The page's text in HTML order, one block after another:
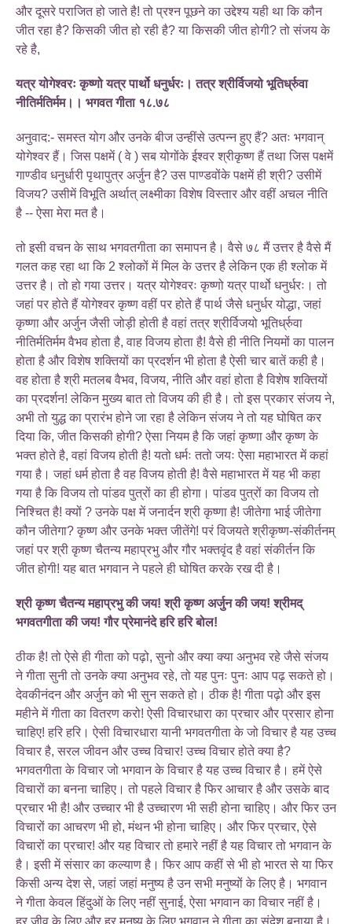
और दूसरे पराजित हो जाते है! तो प्रश्न पूछने का उद्देश्य यही था कि कौन
जीत रहा है? किसकी जीत हो रही है? या किसकी जीत होगी? तो संजय के
रहे है,
यत्र योगेश्वरः कृष्णो यत्र पार्थो धनुर्धरः। तत्र श्रीर्विजयो भूतिर्ध्रुवा
नीतिर्मतिर्मम।। भगवत गीता १८.७८
अनुवाद:- समस्त योग और उनके बीज उन्हींसे उत्पन्न हुए हैं? अतः भगवान्
योगेश्वर हैं। जिस पक्षमें ( वे ) सब योगोंके ईश्वर श्रीकृष्ण हैं तथा जिस पक्षमें
गाण्डीव धनुर्धारी पृथापुत्र अर्जुन है? उस पाण्डवोंके पक्षमें ही श्री? उसीमें
विजय? उसीमें विभूति अर्थात् लक्ष्मीका विशेष विस्तार और वहीं अचल नीति
है -- ऐसा मेरा मत है।
तो इसी वचन के साथ भगवतगीता का समापन है। वैसे ७८ मैं उत्तर है वैसे मैं
गलत कह रहा था कि 2 श्लोकों में मिल के उत्तर है लेकिन एक ही श्लोक में
उत्तर है। तो हो गया उत्तर। यत्र योगेश्वरः कृष्णो यत्र पार्थो धनुर्धरः। तो
जहां पर होते हैं योगेश्वर कृष्ण वहीं पर होते हैं पार्थ जैसे धनुर्धर योद्धा, जहां
कृष्णा और अर्जुन जैसी जोड़ी होती है वहां तत्र श्रीर्विजयो भूतिर्ध्रुवा
नीतिर्मतिर्मम वैभव होता है, वाह विजय होता है! वैसे ही नीति नियमों का पालन
होता है और विशेष शक्तियों का प्रदर्शन भी होता है ऐसी चार बातें कही है।
वह होता है श्री मतलब वैभव, विजय, नीति और वहां होता है विशेष शक्तियों
का प्रदर्शन! लेकिन मुख्य बात तो विजय की ही है। तो इस प्रकार संजय ने,
अभी तो युद्ध का प्रारंभ होने जा रहा है लेकिन संजय ने तो यह घोषित कर
दिया कि, जीत किसकी होगी? ऐसा नियम है कि जहां कृष्णा और कृष्ण के
भक्त होते है, वहां विजय होती है! यतो धर्मः ततो जयः ऐसा महाभारत में कहां
गया है। जहां धर्म होता है वह विजय होती है! वैसे महाभारत में यह भी कहा
गया है कि विजय तो पांडव पुत्रों का ही होगा। पांडव पुत्रों का विजय तो
निश्चित है! क्यों ? उनके पक्ष में जनार्दन श्री कृष्णा है! जीतेगा भाई जीतेगा
कौन जीतेगा? कृष्ण और उनके भक्त जीतेंगे! परं विजयते श्रीकृष्ण-संकीर्तनम्
जहां पर श्री कृष्ण चैतन्य महाप्रभु और गौर भक्तवृंद है वहां संकीर्तन कि
जीत होगी! यह बात भगवान ने पहले ही घोषित करके रख दी है।
श्री कृष्ण चैतन्य महाप्रभु की जय! श्री कृष्ण अर्जुन की जय! श्रीमद्
भगवतगीता की जय! गौर प्रेमानंदे हरि हरि बोल!
ठीक है! तो ऐसे ही गीता को पढ़ो, सुनो और क्या क्या अनुभव रहे जैसे संजय
ने गीता सुनी तो उनके क्या अनुभव रहे, तो यह पुनः पुनः आप पढ़ सकते हो।
देवकीनंदन और अर्जुन को भी सुन सकते हो। ठीक है! गीता पढ़ो और इस
महीने में गीता का वितरण करो! ऐसी विचारधारा का प्रचार और प्रसार होना
चाहिए! हरि हरि। ऐसी विचारधारा यानी भगवतगीता के जो विचार है यह उच्च
विचार है, सरल जीवन और उच्च विचार! उच्च विचार होते क्या है?
भगवतगीता के विचार जो भगवान के विचार है यह उच्च विचार है। हमें ऐसे
विचारों का बनना चाहिए। तो पहले विचार है फिर आचार है और उसके बाद
प्रचार भी है! और उच्चार भी है उच्चारण भी सही होना चाहिए। और फिर उन
विचारों का आचरण भी हो, मंथन भी होना चाहिए। और फिर प्रचार, ऐसे
विचारों का प्रचार! और यह विचार तो हमारे नहीं है यह विचार तो भगवान के
है। इसी में संसार का कल्याण है। फिर आप कहीं से भी हो भारत से या फिर
किसी अन्य देश से, जहां जहां मनुष्य है उन सभी मनुष्यों के लिए है। भगवान
ने गीता केवल हिंदुओं के लिए नहीं सुनाई, ऐसा भगवान का विचार नहीं है।
हर जीव के लिए और हर मनुष्य के लिए भगवान ने गीता का संदेश बनाया है।